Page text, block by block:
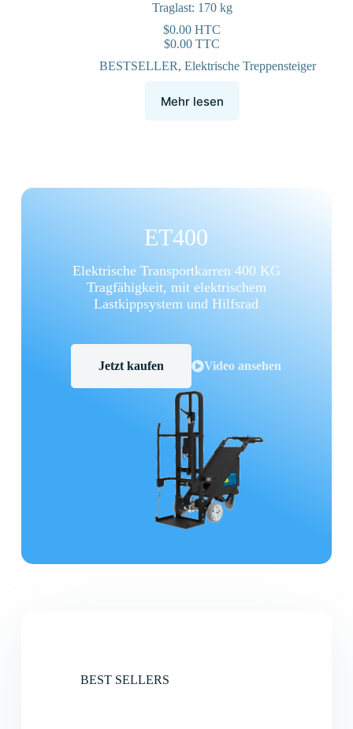
Traglast: 170 kg
$0.00 HTC
$0.00 TTC
BESTSELLER,Elektrische Treppensteiger
Mehr lesen
ET400
Elektrische Transportkarren 400 KG
Tragfähigkeit, mit elektrischem
Lastkippsystem und Hilfsrad
Jetzt kaufen Video ansehen
BEST SELLERS